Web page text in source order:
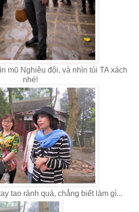
mũ Nghiêu đội, và nhìn túi TA xách
nhé!
tao rảnh quá, chẳng biết làm gì...